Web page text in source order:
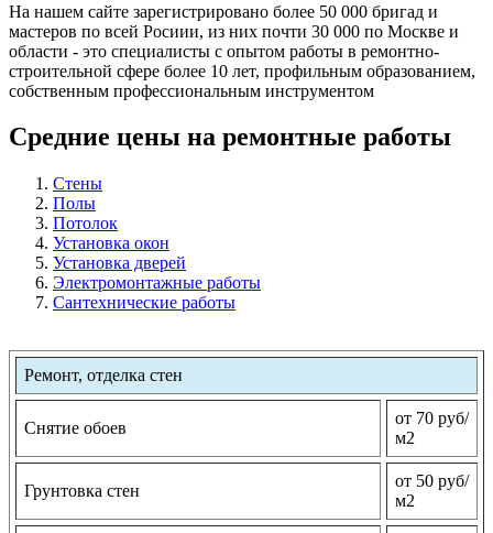
На нашем сайте зарегистрировано более 50 000 бригад и
мастеров по всей Росиии, из них почти 30 000 по Москве и
области - это специалисты с опытом работы в ремонтно-
строительной сфере более 10 лет, профильным образованием,
собственным профессиональным инструментом
Средние цены на ремонтные работы
Стены
Полы
Потолок
Установка окон
Установка дверей
Электромонтажные работы
Сантехнические работы
Ремонт, отделка стен
Снятие обоев
от 70 руб/
м2
Грунтовка стен
от 50 руб/
м2